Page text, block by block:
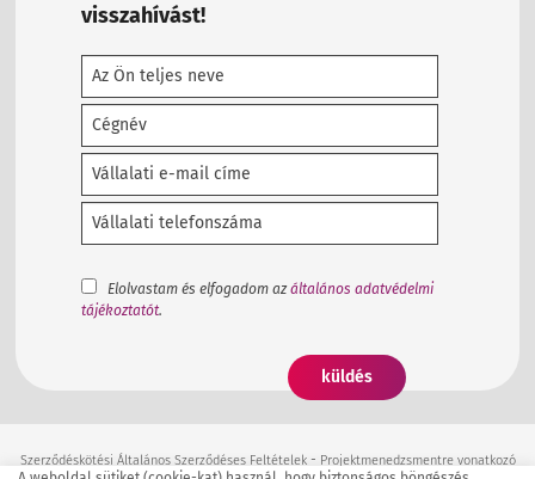
visszahívást!
Elolvastam és elfogadom azáltalános adatvédelmi
tájékoztatót.
Szerződéskötési Általános Szerződéses Feltételek- Projektmenedzsmentre vonatkozó